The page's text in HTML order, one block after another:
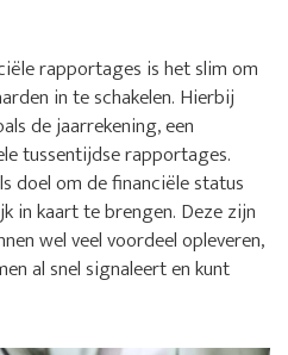
rapportages is het slim om
in te schakelen. Hierbij
de jaarrekening, een
tussentijdse rapportages.
doel om de financiële status
in kaart te brengen. Deze zijn
wel veel voordeel opleveren,
al snel signaleert en kunt